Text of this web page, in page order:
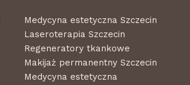
Medycyna estetyczna Szczecin
Laseroterapia Szczecin
Regeneratory tkankowe
Makijaż permanentny Szczecin
Medycyna estetyczna